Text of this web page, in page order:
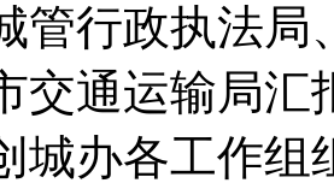
管行政执法局
交通运输局汇
城办各工作组